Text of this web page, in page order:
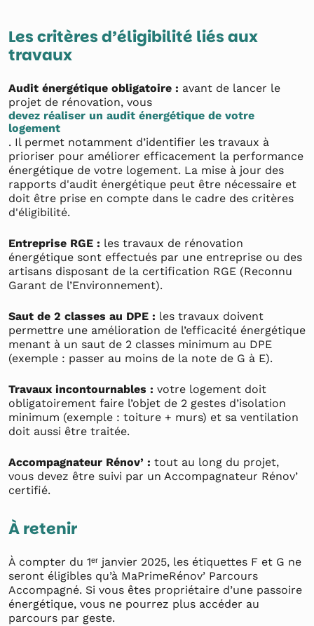
Les critères d’éligibilité liés aux
travaux
Audit énergétique obligatoire : avant de lancer le
projet de rénovation, vous
devez réaliser un audit énergétique de votre
logement
. Il permet notamment d’identifier les travaux à
prioriser pour améliorer efficacement la performance
énergétique de votre logement. La mise à jour des
rapports d'audit énergétique peut être nécessaire et
doit être prise en compte dans le cadre des critères
d'éligibilité.
Entreprise RGE : les travaux de rénovation
énergétique sont effectués par une entreprise ou des
artisans disposant de la certification RGE (Reconnu
Garant de l’Environnement).
Saut de 2 classes au DPE : les travaux doivent
permettre une amélioration de l’efficacité énergétique
menant à un saut de 2 classes minimum au DPE
(exemple : passer au moins de la note de G à E).
Travaux incontournables : votre logement doit
obligatoirement faire l’objet de 2 gestes d’isolation
minimum (exemple : toiture + murs) et sa ventilation
doit aussi être traitée.
Accompagnateur Rénov’ : tout au long du projet,
vous devez être suivi par un Accompagnateur Rénov’
certifié.
À retenir
À compter du 1ᵉʳ janvier 2025, les étiquettes F et G ne
seront éligibles qu’à MaPrimeRénov’ Parcours
Accompagné. Si vous êtes propriétaire d’une passoire
énergétique, vous ne pourrez plus accéder au
parcours par geste.